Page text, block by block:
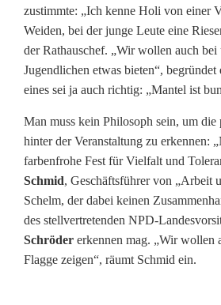
?
A
r
e
i
t
u
n
zustimmte: „Ich kenne Holi von einer
Weiden, bei der junge Leute eine
der Rathauschef. „Wir wollen auch
Jugendlichen etwas bieten“, begründet
eines sei ja auch richtig: „Mantel ist
Man muss kein Philosoph sein, um
hinter der Veranstaltung zu erkennen:
farbenfrohe Fest für Vielfalt und
Schmid, Geschäftsführer von „Arbeit
Schelm, der dabei keinen
des stellvertretenden NPD-
Schröder erkennen mag. „Wir wollen
Flagge zeigen“, räumt Schmid ein.